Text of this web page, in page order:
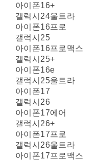
아이폰16+
갤럭시24울트라
아이폰16프로
갤럭시25
아이폰16프로맥스
갤럭시25+
아이폰16e
갤럭시25울트라
아이폰17
갤럭시26
아이폰17에어
갤럭시26+
아이폰17프로
갤럭시26울트라
아이폰17프로맥스